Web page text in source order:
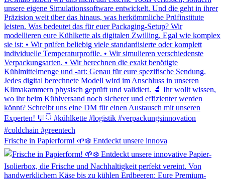
Frische in Papierform! 🌱❄️ Entdeckt unsere innova